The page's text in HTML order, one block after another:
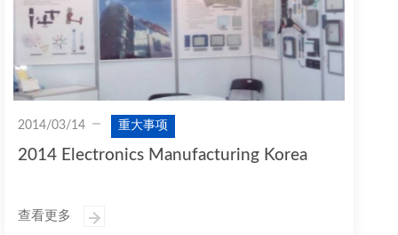
2014/03/14 重大事项
2014 Electronics Manufacturing Korea
查看更多